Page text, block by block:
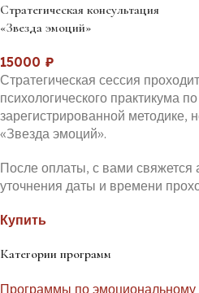
Категории программ
Программы по эмоциональному
Стратегическая консультация
«Звезда эмоций»
15000 ₽
Стратегическая сессия
психологического практикума
зарегистрированной методике,
«Звезда эмоций».
После оплаты, с вами свяжется
уточнения даты и времени
Купить